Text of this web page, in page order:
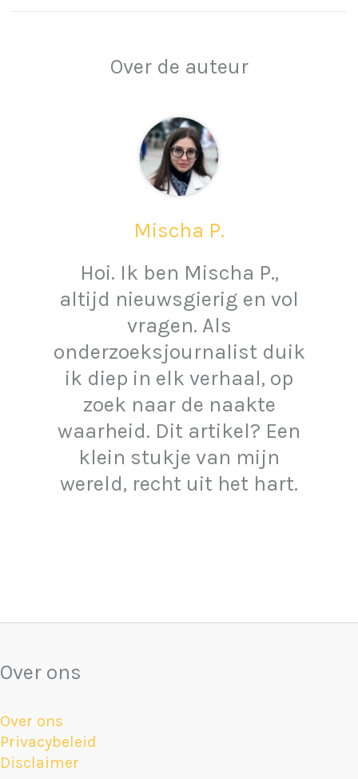
Over de auteur
Mischa P.
Hoi. Ik ben Mischa P.,
altijd nieuwsgierig en vol
vragen. Als
onderzoeksjournalist duik
ik diep in elk verhaal, op
zoek naar de naakte
waarheid. Dit artikel? Een
klein stukje van mijn
wereld, recht uit het hart.
Over ons
Over ons
Privacybeleid
Disclaimer